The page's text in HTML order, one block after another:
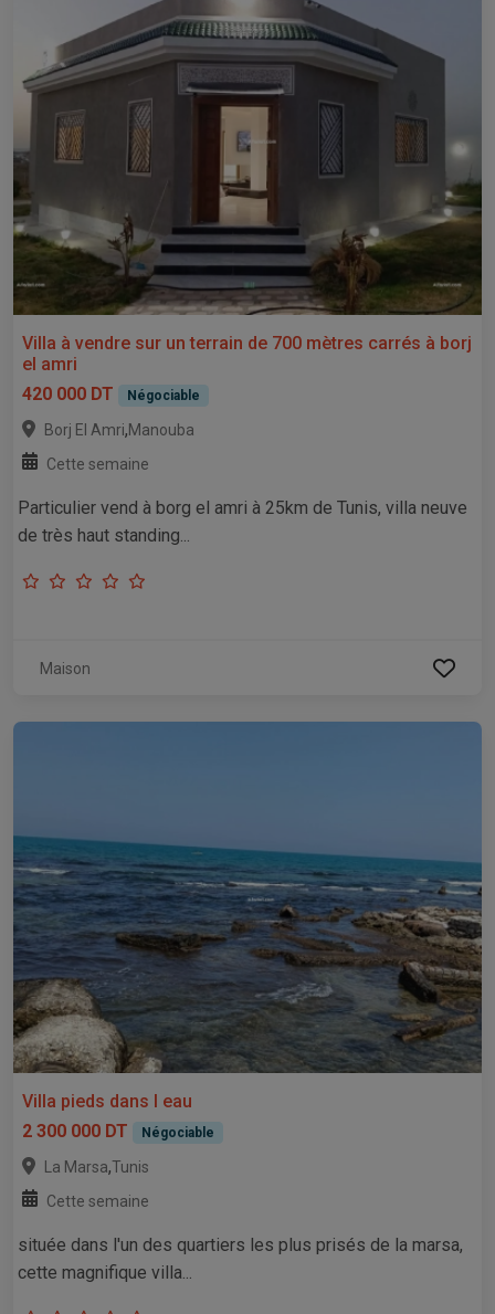
Villa à vendre sur un terrain de 700 mètres carrés à borj
el amri
420 000 DT
Négociable
Borj El Amri,Manouba
Cette semaine
Particulier vend à borg el amri à 25km de Tunis, villa neuve
de très haut standing...
Maison
Villa pieds dans l eau
2 300 000 DT
Négociable
La Marsa,Tunis
Cette semaine
située dans l'un des quartiers les plus prisés de la marsa,
cette magnifique villa...